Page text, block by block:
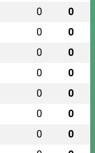
0 0
0 0
0 0
0 0
0 0
0 0
0 0